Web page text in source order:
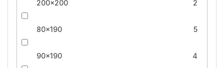
200x200 2
80x190 5
90x190 4